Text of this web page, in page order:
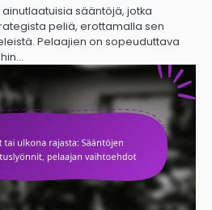
sääntöjä, jotka
peliä, erottamalla sen
Pelaajien on sopeuduttava